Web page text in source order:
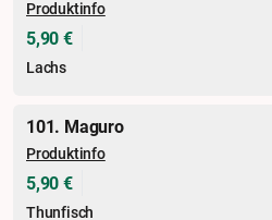
Produktinfo
5,90 €
Lachs
101. Maguro
Produktinfo
5,90 €
Thunfisch